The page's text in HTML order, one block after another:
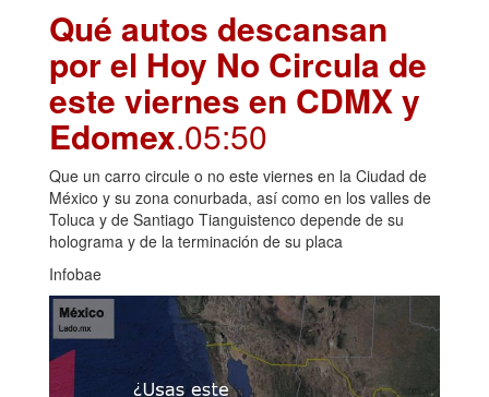
Qué autos descansan
por el Hoy No Circula de
este viernes en CDMX y
Edomex.05:50
Que un carro circule o no este viernes en la Ciudad de
México y su zona conurbada, así como en los valles de
Toluca y de Santiago Tianguistenco depende de su
holograma y de la terminación de su placa
Infobae